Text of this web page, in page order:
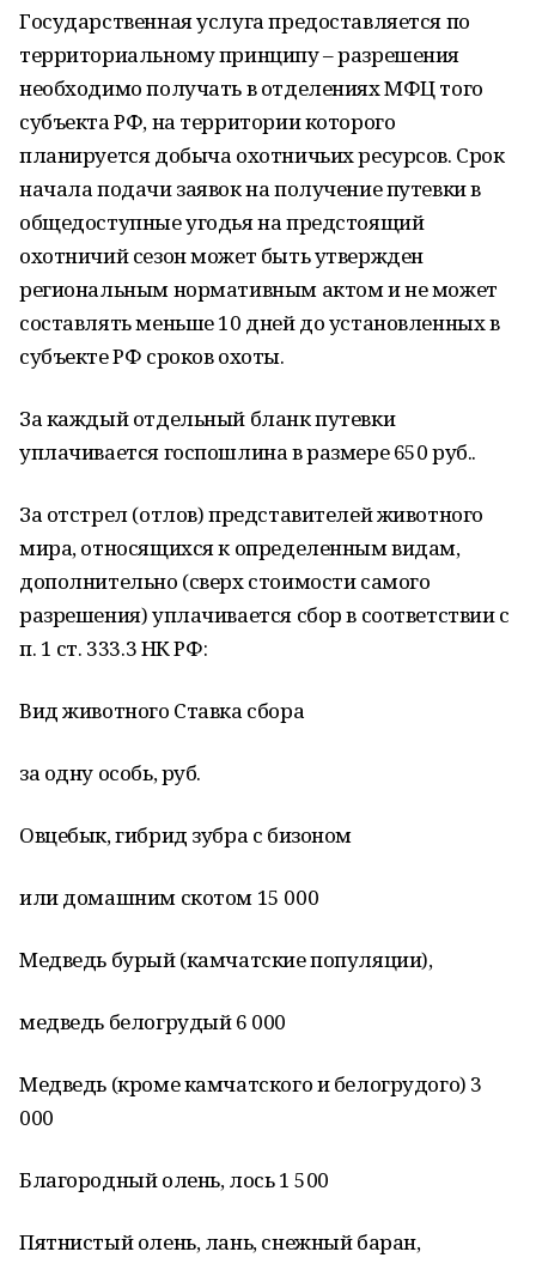
Государственная услуга предоставляется по
территориальному принципу – разрешения
необходимо получать в отделениях МФЦ того
субъекта РФ, на территории которого
планируется добыча охотничьих ресурсов. Срок
начала подачи заявок на получение путевки в
общедоступные угодья на предстоящий
охотничий сезон может быть утвержден
региональным нормативным актом и не может
составлять меньше 10 дней до установленных в
субъекте РФ сроков охоты.
За каждый отдельный бланк путевки
уплачивается госпошлина в размере 650 руб..
За отстрел (отлов) представителей животного
мира, относящихся к определенным видам,
дополнительно (сверх стоимости самого
разрешения) уплачивается сбор в соответствии с
п. 1 ст. 333.3 НК РФ:
Вид животного Ставка сбора
за одну особь, руб.
Овцебык, гибрид зубра с бизоном
или домашним скотом 15 000
Медведь бурый (камчатские популяции),
медведь белогрудый 6 000
Медведь (кроме камчатского и белогрудого) 3
000
Благородный олень, лось 1 500
Пятнистый олень, лань, снежный баран,